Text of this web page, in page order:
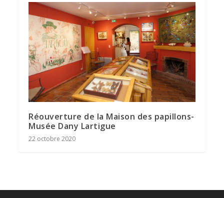
Réouverture de la Maison des papillons-
Musée Dany Lartigue
22 octobre 2020